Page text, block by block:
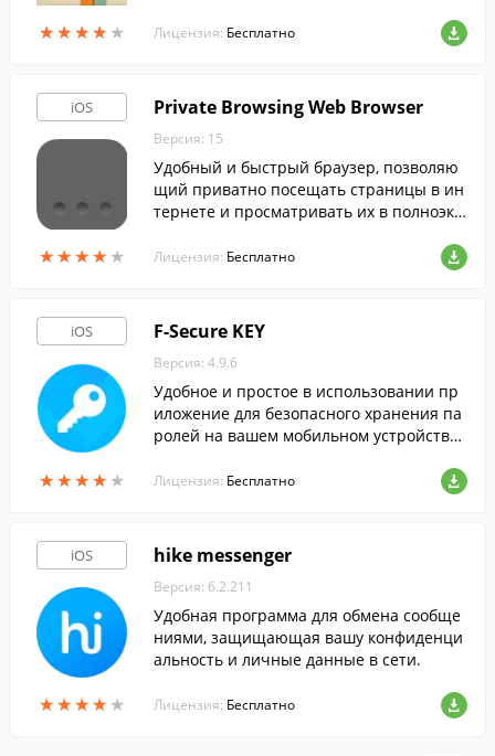
★★★★ ★
★★★★ ★
ресного места - программа уведомит ва
Лицензия: Бесплатно
iOS
★★★★ ★
★★★★ ★
Private Browsing Web Browser
Версия: 15
Удобный и быстрый браузер, позволяю
щий приватно посещать страницы в ин
тернете и просматривать их в полноэкр
Лицензия: Бесплатно
iOS
★★★★ ★
★★★★ ★
F-Secure KEY
Версия: 4.9.6
Удобное и простое в использовании пр
иложение для безопасного хранения па
ролей на вашем мобильном устройстве
Лицензия: Бесплатно
iOS
★★★★ ★
★★★★ ★
hike messenger
Версия: 6.2.211
Удобная программа для обмена сообще
ниями, защищающая вашу конфиденци
альность и личные данные в сети.
Лицензия: Бесплатно